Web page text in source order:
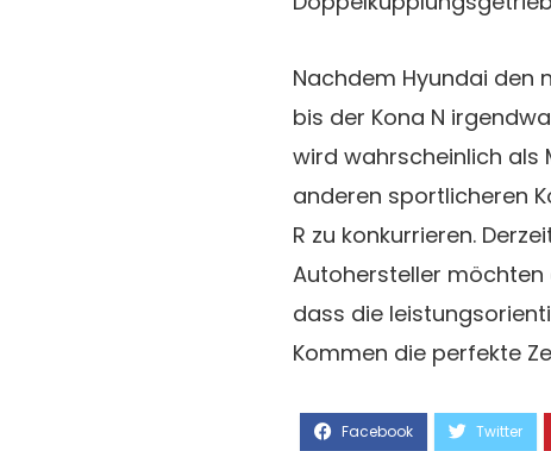
Nachdem Hyundai den
bis der Kona N
wird wahrscheinlich als
anderen sportlicheren
R zu konkurrieren.
Autohersteller möchten
dass die
Kommen die perfekte